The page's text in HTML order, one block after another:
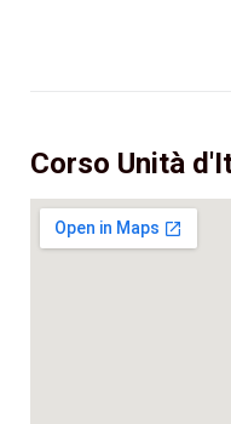
Corso Unità